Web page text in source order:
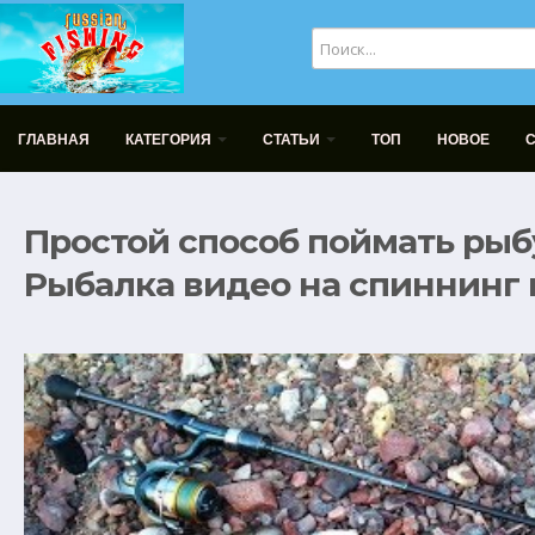
ГЛАВНАЯ КАТЕГОРИЯ СТАТЬИ ТОП НОВОЕ
Простой способ поймать
Рыбалка видео на спиннинг